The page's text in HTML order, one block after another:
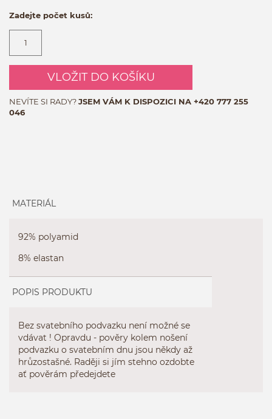
Zadejte počet kusů:
VLOŽIT DO KOŠÍKU
NEVÍTE SI RADY?JSEM VÁM K DISPOZICI NA +420 777 255
046
MATERIÁL
92% polyamid
8% elastan
POPIS PRODUKTU
Bez svatebního podvazku není možné se
vdávat ! Opravdu - pověry kolem nošení
podvazku o svatebním dnu jsou někdy až
hrůzostašné. Raději si jím stehno ozdobte
ať pověrám předejdete